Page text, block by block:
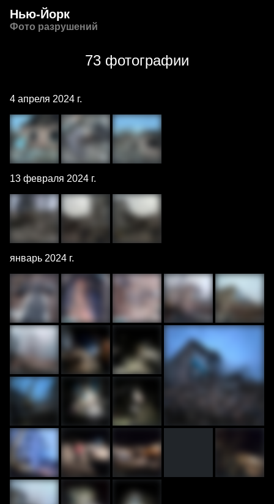
Нью-Йорк
Фото разрушений
73 фотографии
4 апреля 2024 г.
13 февраля 2024 г.
январь 2024 г.